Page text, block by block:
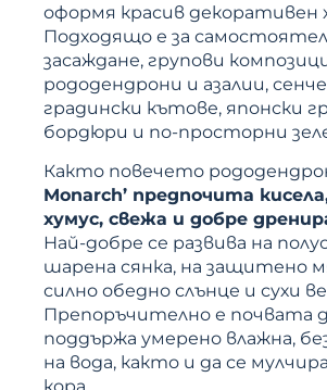
оформя красив декоративен
Подходящо е за
засаждане, групови
рододендрони и азалии,
градински кътове, японски
бордюри и по-просторни
Както повечето
Monarch’ предпочита
хумус, свежа и добре
Най-добре се развива на
шарена сянка, на защитено
силно обедно слънце и сухи
Препоръчително е почвата
поддържа умерено влажна,
на вода, както и да се